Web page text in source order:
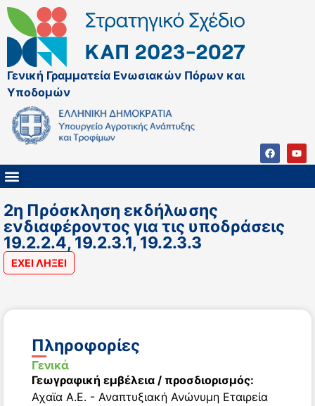
Γενική Γραμματεία Ενωσιακών Πόρων και
Υποδομών
2η Πρόσκληση εκδήλωσης
ενδιαφέροντος για τις υποδράσεις
19.2.2.4, 19.2.3.1, 19.2.3.3
ΕΧΕΙ ΛΗΞΕΙ
Πληροφορίες
Γενικά
Γεωγραφική εμβέλεια / προσδιορισμός:
Αχαϊα Α.Ε. - Αναπτυξιακή Ανώνυμη Εταιρεία